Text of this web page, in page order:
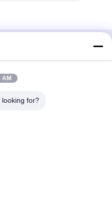
città di Dongguan, provincia
AM
looking for?